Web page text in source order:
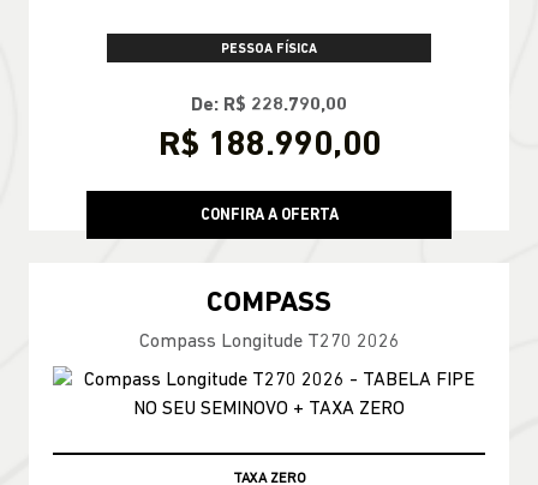
PESSOA FÍSICA
De: R$ 228.790,00
R$ 188.990,00
CONFIRA A OFERTA
COMPASS
Compass Longitude T270 2026
TAXA ZERO